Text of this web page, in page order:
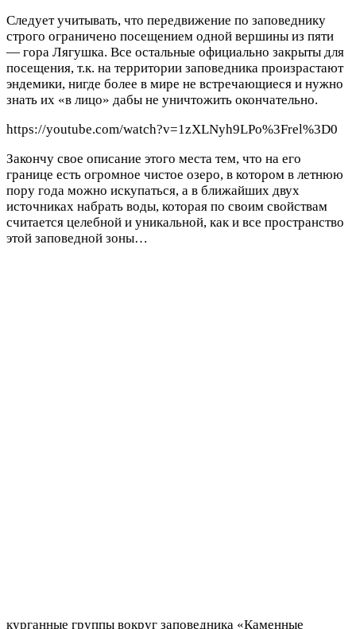
Следует учитывать, что передвижение по заповеднику
строго ограничено посещением одной вершины из пяти
— гора Лягушка. Все остальные официально закрыты для
посещения, т.к. на территории заповедника произрастают
эндемики, нигде более в мире не встречающиеся и нужно
знать их «в лицо» дабы не уничтожить окончательно.
https://youtube.com/watch?v=1zXLNyh9LPo%3Frel%3D0
Закончу свое описание этого места тем, что на его
границе есть огромное чистое озеро, в котором в летнюю
пору года можно искупаться, а в ближайших двух
источниках набрать воды, которая по своим свойствам
считается целебной и уникальной, как и все пространство
этой заповедной зоны…
курганные группы вокруг заповедника «Каменные